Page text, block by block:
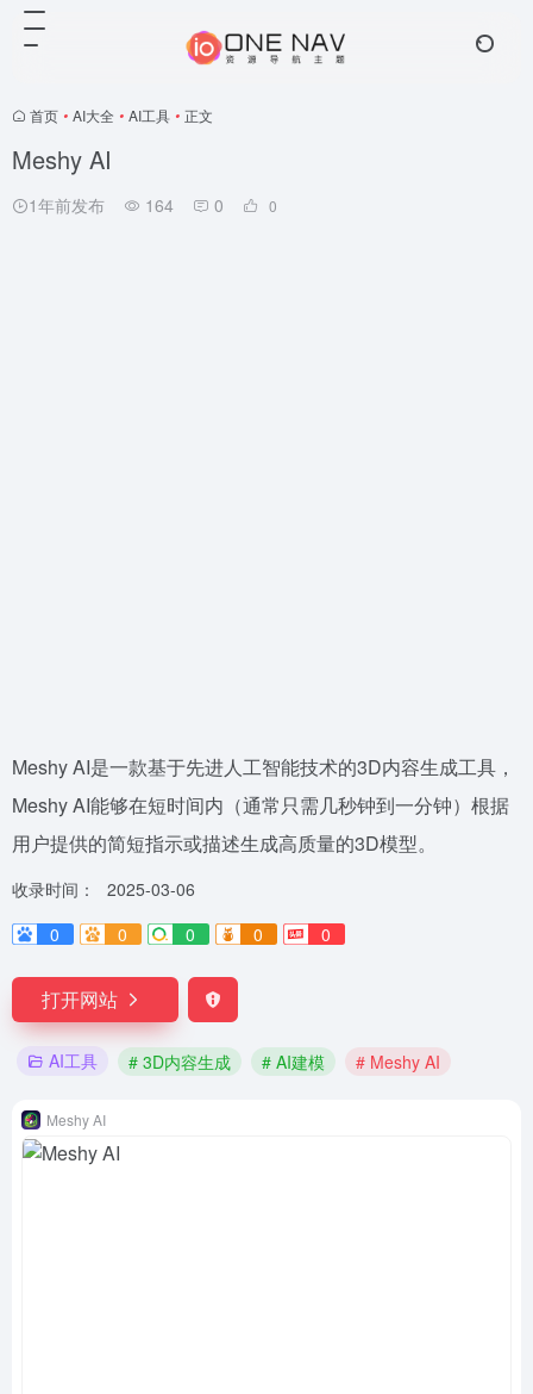
首页 • AI大全 • AI工具 • 正文
Meshy AI
1年前发布 164 0 0
Meshy AI是一款基于先进人工智能技术的3D内容生成工具，
Meshy AI能够在短时间内（通常只需几秒钟到一分钟）根据
用户提供的简短指示或描述生成高质量的3D模型。
收录时间：
2025-03-06
0
0 0 0 0
打开网站
AI工具 # 3D内容生成 # AI建模 # Meshy AI
Meshy AI